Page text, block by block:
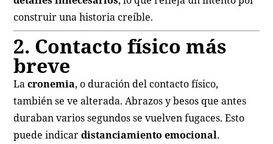
construir una historia creíble.
2. Contacto físico más
breve
Lacronemia, o duración del contacto físico,
también se ve alterada. Abrazos y besos que antes
duraban varios segundos se vuelven fugaces. Esto
puede indicardistanciamiento emocional.